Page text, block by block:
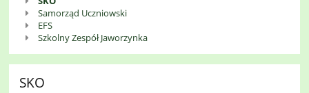
Samorząd Uczniowski
EFS
Szkolny Zespół Jaworzynka
SKO